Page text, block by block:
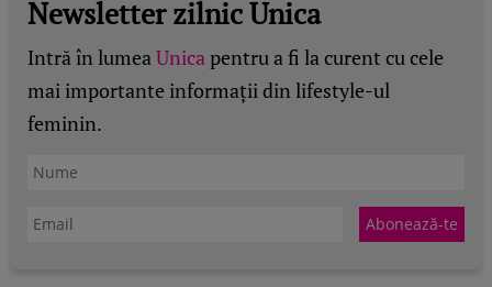
Newsletter zilnic Unica
Intră în lumeaUnicapentru a fi la curent cu cele
mai importante informații din lifestyle-ul
feminin.